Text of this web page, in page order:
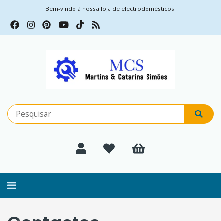
Bem-vindo à nossa loja de electrodomésticos.
Alternar